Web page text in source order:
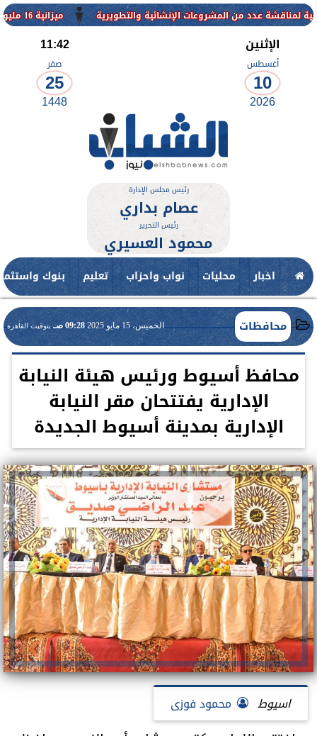
ميزانية 16 مليون جنيه لتطوير حديقة ناصر بأبوتيج.. نقلة حضارية تحافظ على تاريخها من المشروعات الإنشائية والتطويرية
الإثنين
أغسطس
10
2026
11:42
صفر
25
1448
رئيس مجلس الإدارة
عصام بداري
رئيس التحرير
محمود العسيري
اخبار محليات نواب واحزاب تعليم بنوك
محافظات الخميس، 15 مايو 2025 09:28 صـ بتوقيت القاهرة
محافظ أسيوط ورئيس هيئة النيابة
الإدارية يفتتحان مقر النيابة
الإدارية بمدينة أسيوط الجديدة
اسيوط محمود فوزى